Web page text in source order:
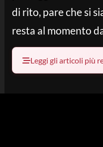
di rito, pare che si
resta al momento
Leggi gli articoli più